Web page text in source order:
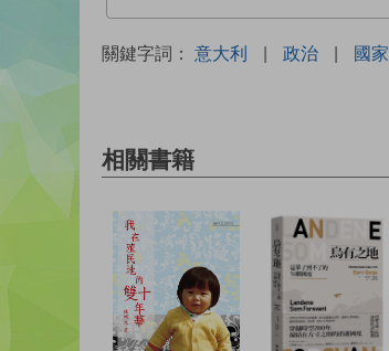
關鍵字詞： 意大利 | 政治 | 國家
相關書籍